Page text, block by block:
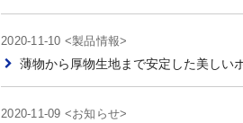
2020-11-10 <製品情報>
薄物から厚物生地まで安定した美しい
2020-11-09 <お知らせ>